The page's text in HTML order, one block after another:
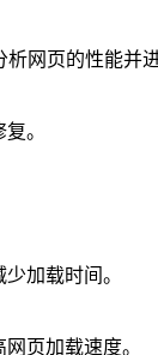
析网页的性能并
。
加载时间。
页加载速度。